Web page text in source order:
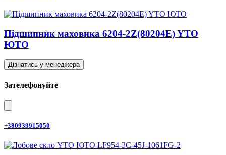
Підшипник маховика 6204-2Z(80204E) YTO
ЮТО
Дізнатись у менеджера
Зателефонуйте
+380939915050